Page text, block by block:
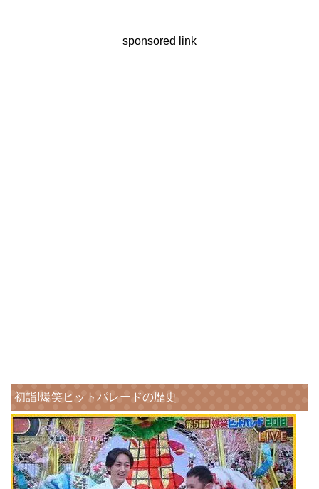
sponsored link
初詣!爆笑ヒットパレードの歴史